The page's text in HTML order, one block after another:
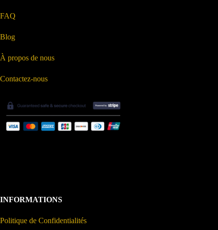
FAQ
Blog
À propos de nous
Contactez-nous
INFORMATIONS
Politique de Confidentialités